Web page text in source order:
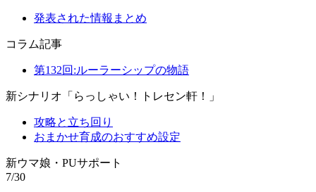
発表された情報まとめ
コラム記事
第132回:ルーラーシップの物語
新シナリオ「らっしゃい！トレセン軒！」
攻略と立ち回り
おまかせ育成のおすすめ設定
新ウマ娘・PUサポート
7/30